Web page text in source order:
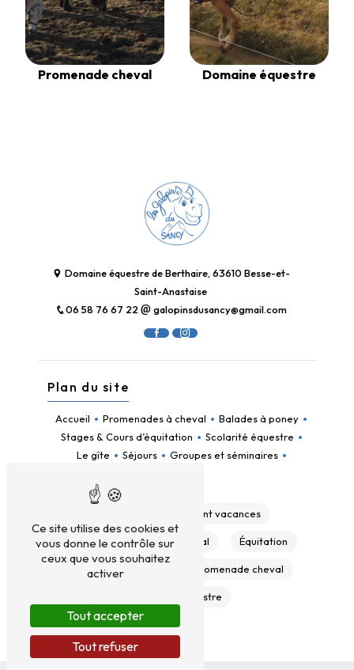
Promenade cheval Domaine équestre
Domaine équestre de Berthaire, 63610 Besse-et-
Saint-Anastaise
06 58 76 67 22
galopinsdusancy@gmail.com
Plan du site
Accueil Promenades à cheval
Balades à poney
Stages & Cours d’équitation
Scolarité équestre
Le gîte
Séjours
Groupes et séminaires
Hébergement vacances
Colonie Balade à cheval Équitation
Poney Promenade cheval
Domaine équestre
Ce site utilise des cookies et
vous donne le contrôle sur
ceux que vous souhaitez
activer
Tout accepter
Tout refuser